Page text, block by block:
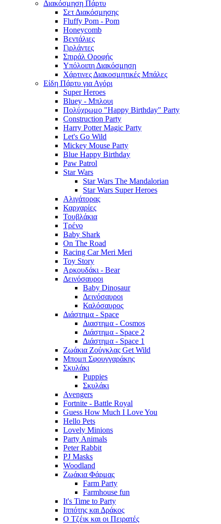
Διακόσμηση Πάρτυ
Σετ Διακόσμησης
Fluffy Pom - Pom
Honeycomb
Βεντάλιες
Γιρλάντες
Σπιράλ Οροφής
Υπόλοιπη Διακόσμηση
Χάρτινες Διακοσμητικές Μπάλες
Είδη Πάρτυ για Αγόρι
Super Heroes
Bluey - Μπλουι
Πολύχρωμο "Happy Birthday" Party
Construction Party
Harry Potter Magic Party
Let's Go Wild
Mickey Mouse Party
Blue Happy Birthday
Paw Patrol
Star Wars
Star Wars The Mandalorian
Star Wars Super Heroes
Αλιγάτορας
Καρχαρίες
Τουβλάκια
Τρένο
Baby Shark
On The Road
Racing Car Meri Meri
Toy Story
Αρκουδάκι - Bear
Δεινόσαυροι
Baby Dinosaur
Δεινόσαυροι
Καλόσαυρος
Διάστημα - Space
Διαστημα - Cosmos
Διάστημα - Space 2
Διάστημα - Space 1
Ζωάκια Ζούγκλας Get Wild
Μπομπ Σφουγγαράκης
Σκυλάκι
Puppies
Σκυλάκι
Avengers
Fortnite - Battle Royal
Guess How Much I Love You
Hello Pets
Lovely Minions
Party Animals
Peter Rabbit
PJ Masks
Woodland
Ζωάκια Φάρμας
Farm Party
Farmhouse fun
It's Time to Party
Ιππότης και Δράκος
Ο Τζέικ και οι Πειρατές